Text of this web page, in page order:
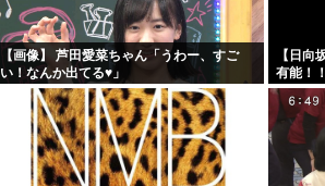
【画像】 芦田愛菜ちゃん「うわー、すご
い！なんか出てる♥」
【日向
有能！！